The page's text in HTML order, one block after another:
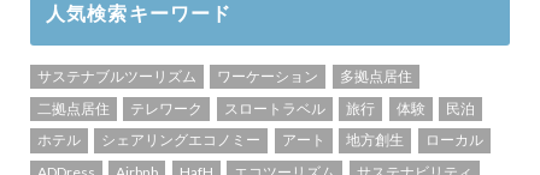
人気検索キーワード
サステナブルツーリズム ワーケーション
多拠点居住
二拠点居住
テレワーク スロートラベル 旅行 体験
民泊
ホテル
シェアリングエコノミー アート 地方創生
ローカル